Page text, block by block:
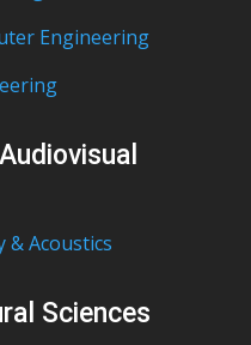
Engineering
& Acoustics
Sciences